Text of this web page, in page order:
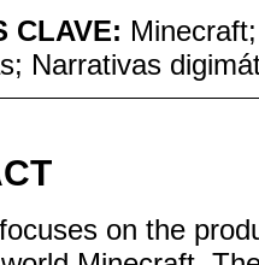
CLAVE:
Narrativas
on the